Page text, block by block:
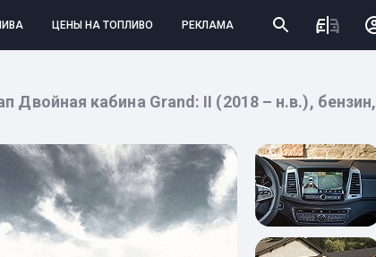
ЦЕНЫ НА ТОПЛИВО РЕКЛАМА
Двойная кабина Grand: II (2018 – н.в.), бензин,